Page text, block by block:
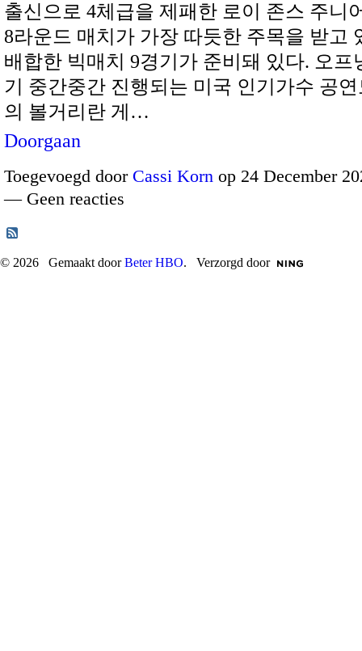
출신으로 4체급을 제패한 로이 존스 주니
8라운드 매치가 가장 따듯한 주목을 받고
배합한 빅매치 9경기가 준비돼 있다. 오프
기 중간중간 진행되는 미국 인기가수 공
의 볼거리란 게…
Doorgaan
Toegevoegd door Cassi Korn op 24 December
— Geen reacties
© 2026 Gemaakt doorBeter HBO. Verzorgd door